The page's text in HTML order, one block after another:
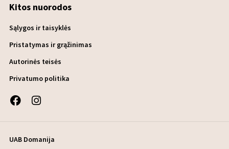
Kitos nuorodos
Sąlygos ir taisyklės
Pristatymas ir grąžinimas
Autorinės teisės
Privatumo politika
UAB Domanija